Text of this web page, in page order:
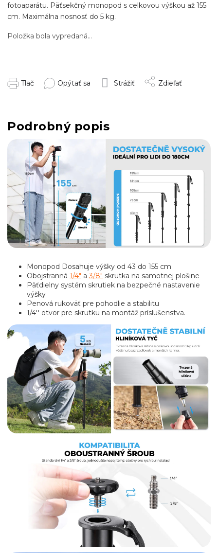
Položka bola vypredaná…
fotoaparátu. Päťsekčný monopod s celkovou výškou až 155
cm. Maximálna nosnosť do 5 kg.
Tlač Opýtať sa Strážiť Zdieľať
Podrobný popis
Monopod Dosahuje výšky od 43 do 155 cm
Obojstranná 1/4" a3/8" skrutka na samotnej plošine
Päťdielny systém skrutiek na bezpečné nastavenie
výšky
Penová rukoväť pre pohodlie a stabilitu
1/4'' otvor pre skrutku na montáž príslušenstva.